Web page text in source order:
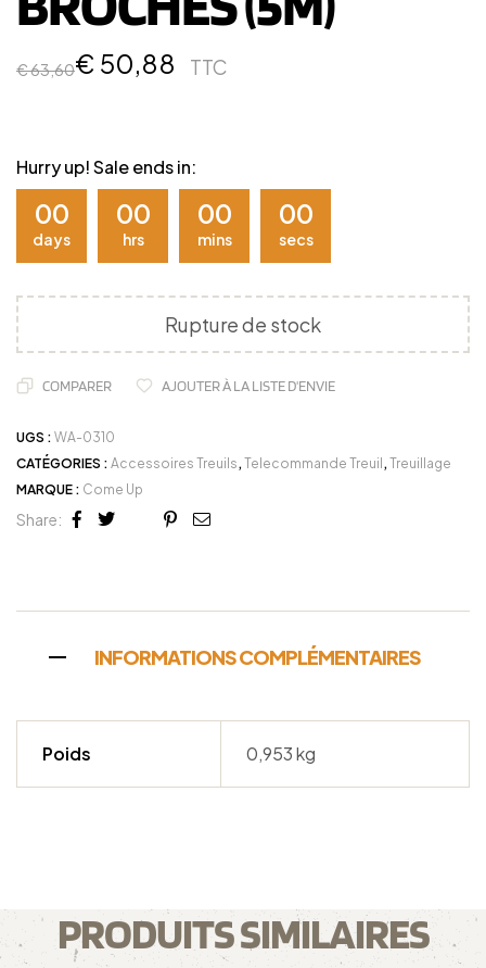
€63,60€ 50,88 TTC
Hurry up! Sale ends in:
00
days
00
hrs
00
mins
00
secs
Rupture de stock
COMPARER AJOUTER À LA LISTE D'ENVIE
UGS : WA-0310
CATÉGORIES : Accessoires Treuils, Telecommande Treuil, Treuillage
MARQUE : Come Up
Share:
Facebook
TwitterLinkedin
Google+
Pinterest
Email
INFORMATIONS COMPLÉMENTAIRES
Poids 0,953 kg
PRODUITS SIMILAIRES